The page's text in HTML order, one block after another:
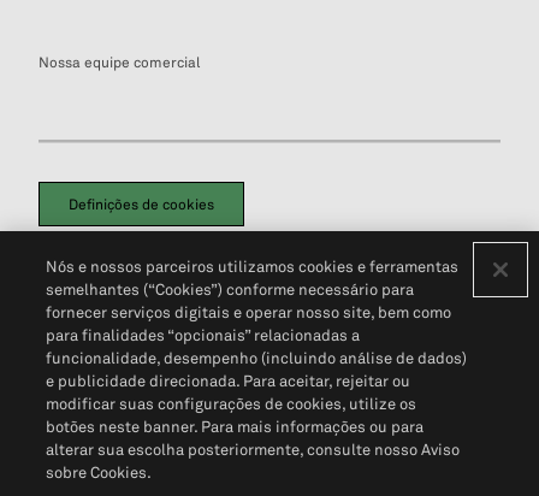
Nossa equipe comercial
Definições de cookies
Política de PrivacidadePortal de privacidade do cliente (em inglês)
Não Venda Minhas Informações Pessoais© 2026 S&P Global
Nós e nossos parceiros utilizamos cookies e ferramentas
semelhantes (“Cookies”) conforme necessário para
fornecer serviços digitais e operar nosso site, bem como
para finalidades “opcionais” relacionadas a
funcionalidade, desempenho (incluindo análise de dados)
e publicidade direcionada. Para aceitar, rejeitar ou
modificar suas configurações de cookies, utilize os
botões neste banner. Para mais informações ou para
alterar sua escolha posteriormente, consulte nosso Aviso
sobre Cookies.